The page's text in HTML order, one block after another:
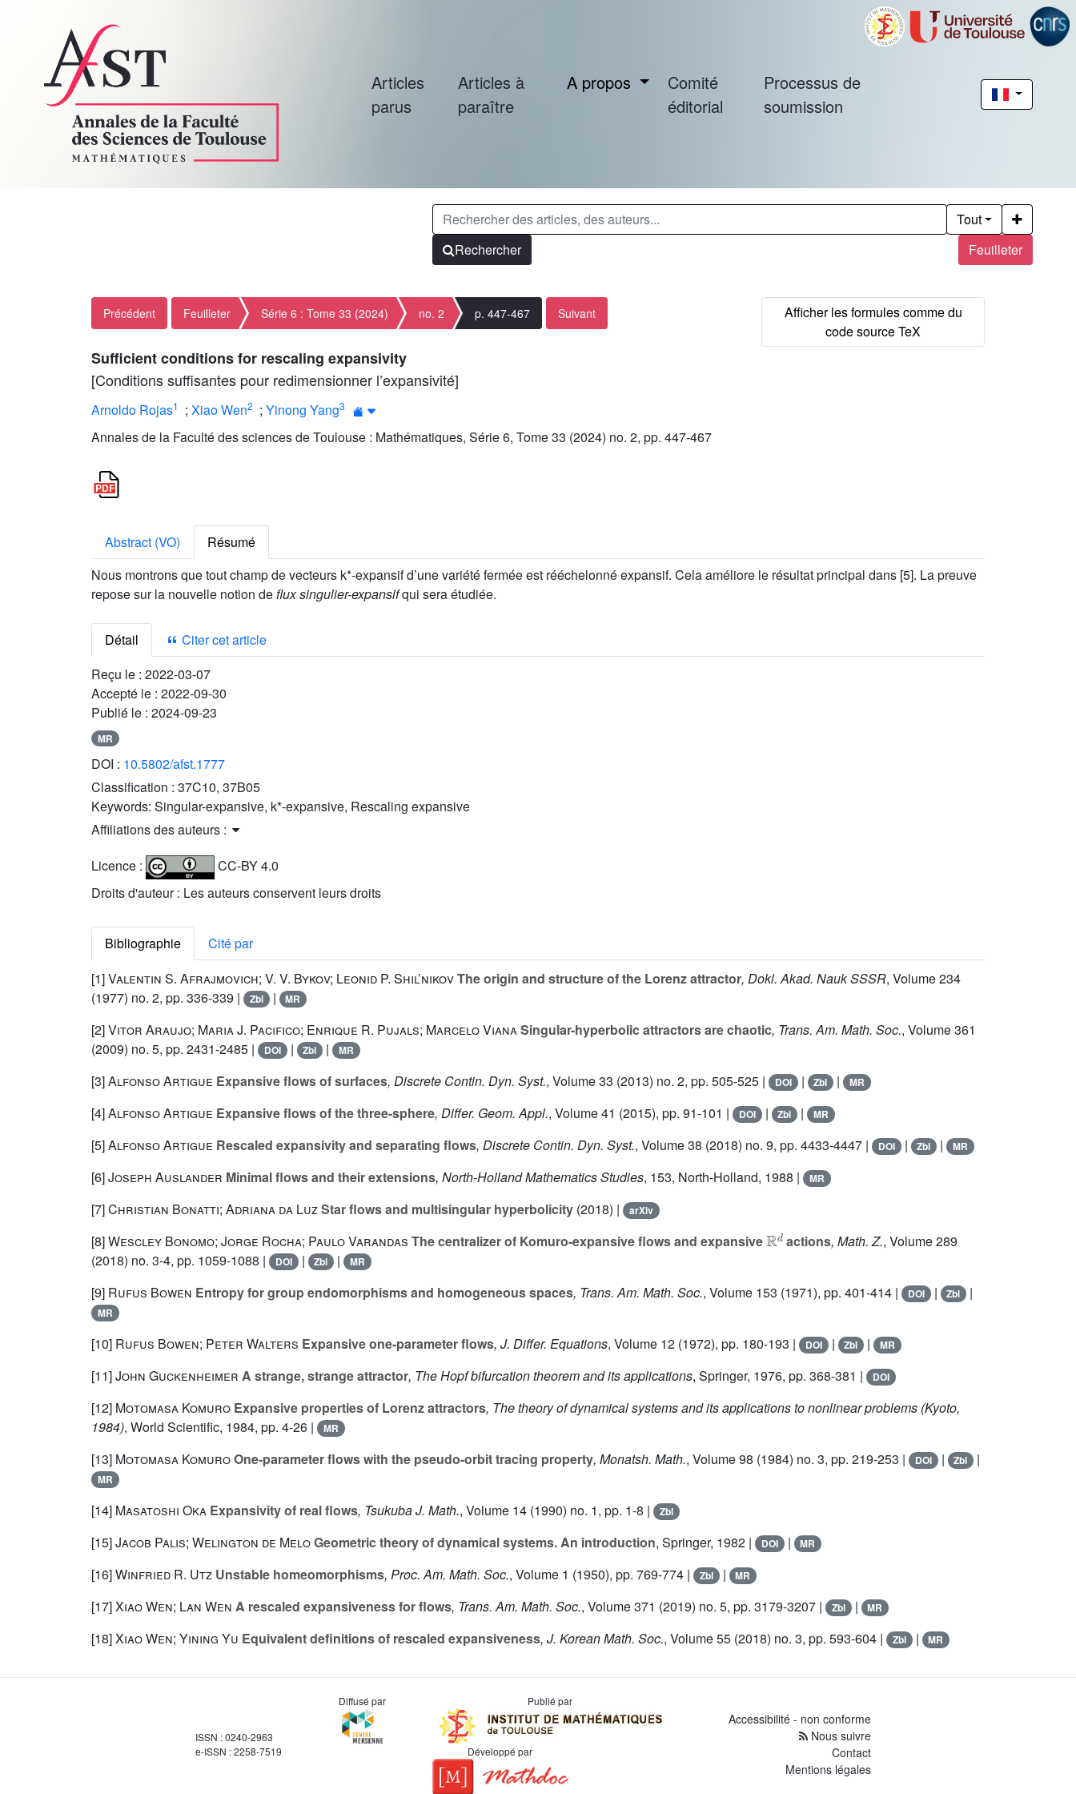
Articles
parus
Articles à
paraître
A propos
Comité
éditorial
Processus de
soumission
Feuilleter
Tout
Rechercher
Précédent Feuilleter Série 6 : Tome 33 (2024) no. 2 p. 447-467 Suivant
Sufficient conditions for rescaling expansivity
[Conditions suffisantes pour redimensionner l’expansivité]
Arnoldo Rojas1 ; Xiao Wen2 ; Yinong Yang3
Annales de la Faculté des sciences de Toulouse : Mathématiques, Série 6, Tome 33 (2024) no. 2, pp. 447-467
Abstract (VO)
Résumé
Nous montrons que tout champ de vecteurs k*-expansif d’une variété fermée est rééchelonné expansif. Cela améliore le résultat principal dans [5]. La preuve
repose sur la nouvelle notion deflux singulier-expansifqui sera étudiée.
Détail
Citer cet article
Reçu le : 2022-03-07
Accepté le : 2022-09-30
Publié le : 2024-09-23
MR
DOI : 10.5802/afst.1777
Classification : 37C10, 37B05
Keywords: Singular-expansive, k*-expansive, Rescaling expansive
Affiliations des auteurs :
Licence :
CC-BY 4.0
Droits d'auteur : Les auteurs conservent leurs droits
Bibliographie
Cité par
[1]Valentin S. Afrajmovich; V. V. Bykov; Leonid P. Shil’nikovThe origin and structure of the Lorenz attractor, Dokl. Akad. Nauk SSSR, Volume 234
(1977) no. 2, pp. 336-339 |
Zbl | MR
[2]Vitor Araujo; Maria J. Pacifico; Enrique R. Pujals; Marcelo VianaSingular-hyperbolic attractors are chaotic, Trans. Am. Math. Soc., Volume 361
(2009) no. 5, pp. 2431-2485 |
DOI | Zbl | MR
[3]Alfonso Artigue Expansive flows of surfaces, Discrete Contin. Dyn. Syst., Volume 33 (2013) no. 2, pp. 505-525 | DOI | Zbl | MR
[4]Alfonso Artigue Expansive flows of the three-sphere, Differ. Geom. Appl., Volume 41 (2015), pp. 91-101 | DOI | Zbl | MR
[5]Alfonso Artigue Rescaled expansivity and separating flows, Discrete Contin. Dyn. Syst., Volume 38 (2018) no. 9, pp. 4433-4447 | DOI | Zbl | MR
[6]Joseph Auslander Minimal flows and their extensions, North-Holland Mathematics Studies, 153, North-Holland, 1988 | MR
[7]Christian Bonatti; Adriana da LuzStar flows and multisingular hyperbolicity (2018) | arXiv
[8]Wescley Bonomo; Jorge Rocha; Paulo Varandas The centralizer of Komuro-expansive flows and expansive
d
actions, Math. Z., Volume 289
(2018) no. 3-4, pp. 1059-1088 |
DOI | Zbl | MR
[9] Rufus Bowen Entropy for group endomorphisms and homogeneous spaces, Trans. Am. Math. Soc., Volume 153 (1971), pp. 401-414 | DOI | Zbl |
MR
[10] Rufus Bowen; Peter Walters Expansive one-parameter flows, J. Differ. Equations, Volume 12 (1972), pp. 180-193 | DOI | Zbl | MR
[11]John Guckenheimer A strange, strange attractor, The Hopf bifurcation theorem and its applications, Springer, 1976, pp. 368-381 | DOI
[12] Motomasa Komuro Expansive properties of Lorenz attractors, The theory of dynamical systems and its applications to nonlinear problems (Kyoto,
1984), World Scientific, 1984, pp. 4-26 | MR
[13] Motomasa KomuroOne-parameter flows with the pseudo-orbit tracing property, Monatsh. Math., Volume 98 (1984) no. 3, pp. 219-253 | DOI | Zbl |
MR
[14] Masatoshi Oka Expansivity of real flows, Tsukuba J. Math., Volume 14 (1990) no. 1, pp. 1-8 | Zbl
[15]Jacob Palis; Welington de MeloGeometric theory of dynamical systems. An introduction, Springer, 1982 | DOI | MR
[16]Winfried R. Utz Unstable homeomorphisms, Proc. Am. Math. Soc., Volume 1 (1950), pp. 769-774 | Zbl | MR
[17]Xiao Wen; Lan Wen A rescaled expansiveness for flows, Trans. Am. Math. Soc., Volume 371 (2019) no. 5, pp. 3179-3207 | Zbl | MR
[18]Xiao Wen; Yining Yu Equivalent definitions of rescaled expansiveness, J. Korean Math. Soc., Volume 55 (2018) no. 3, pp. 593-604 | Zbl | MR
ISSN : 0240-2963
e-ISSN : 2258-7519
Diffusé par Publié par
Développé par
Accessibilité - non conforme
Nous suivre
Contact
Mentions légales